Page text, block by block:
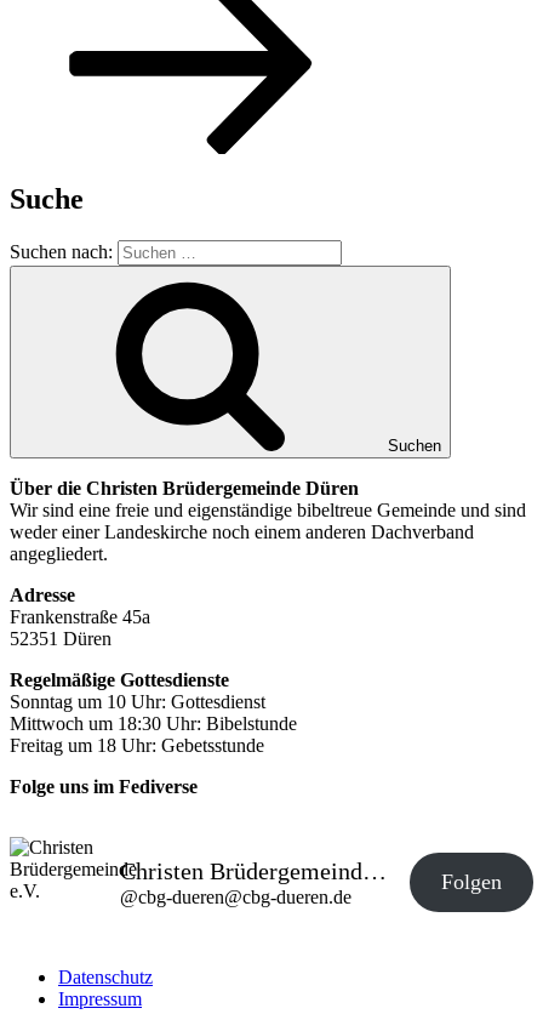
Suche
Suchen nach:
Suchen
Über die Christen Brüdergemeinde Düren
Wir sind eine freie und eigenständige bibeltreue Gemeinde und sind
weder einer Landeskirche noch einem anderen Dachverband
angegliedert.
Adresse
Frankenstraße 45a
52351 Düren
Regelmäßige Gottesdienste
Sonntag um 10 Uhr: Gottesdienst
Mittwoch um 18:30 Uhr: Bibelstunde
Freitag um 18 Uhr: Gebetsstunde
Folge uns im Fediverse
Christen Brüdergemeinde e.V.
@cbg-dueren@cbg-dueren.de
Folgen
Datenschutz
Impressum